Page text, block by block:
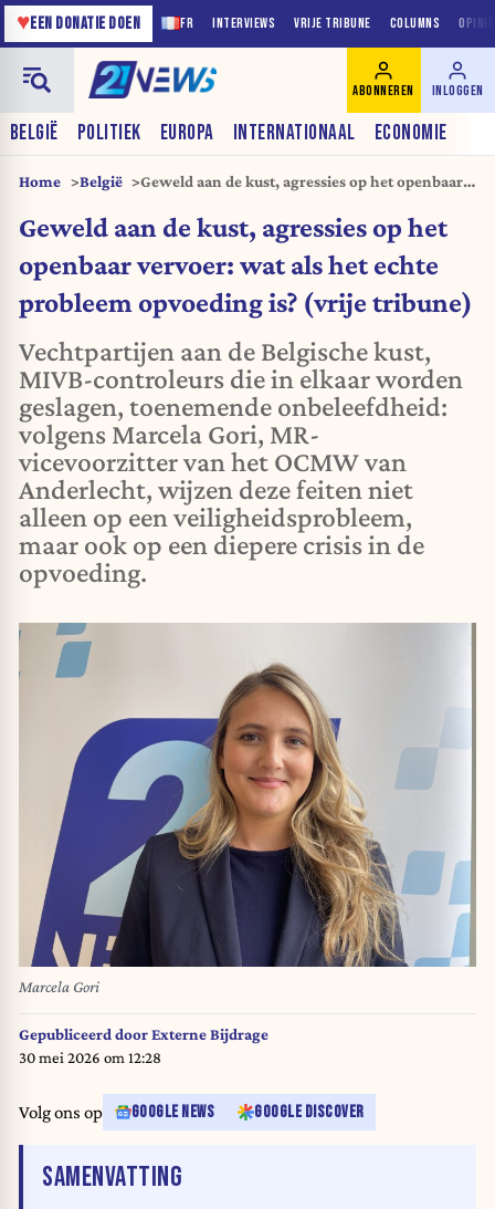
FR INTERVIEWS VRIJE TRIBUNE COLUMNS
♥EEN DONATIE DOEN
BELGIË POLITIEK EUROPA INTERNATIONAAL ECONOMIE
ABONNEREN INLOGGEN
Home België
Geweld aan de kust, agressies op het openbaar
is? (vrije tribune)
Geweld aan de kust, agressies op het
openbaar vervoer: wat als het echte
probleem opvoeding is? (vrije tribune)
Vechtpartijen aan de Belgische kust,
MIVB-controleurs die in elkaar worden
geslagen, toenemende onbeleefdheid:
volgens Marcela Gori, MR-
vicevoorzitter van het OCMW van
Anderlecht, wijzen deze feiten niet
alleen op een veiligheidsprobleem,
maar ook op een diepere crisis in de
opvoeding.
Marcela Gori
Gepubliceerd doorExterne Bijdrage
30 mei 2026 om 12:28
Volg ons op GOOGLE NEWS GOOGLE DISCOVER
SAMENVATTING